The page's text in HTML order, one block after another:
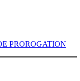
PROROGATION